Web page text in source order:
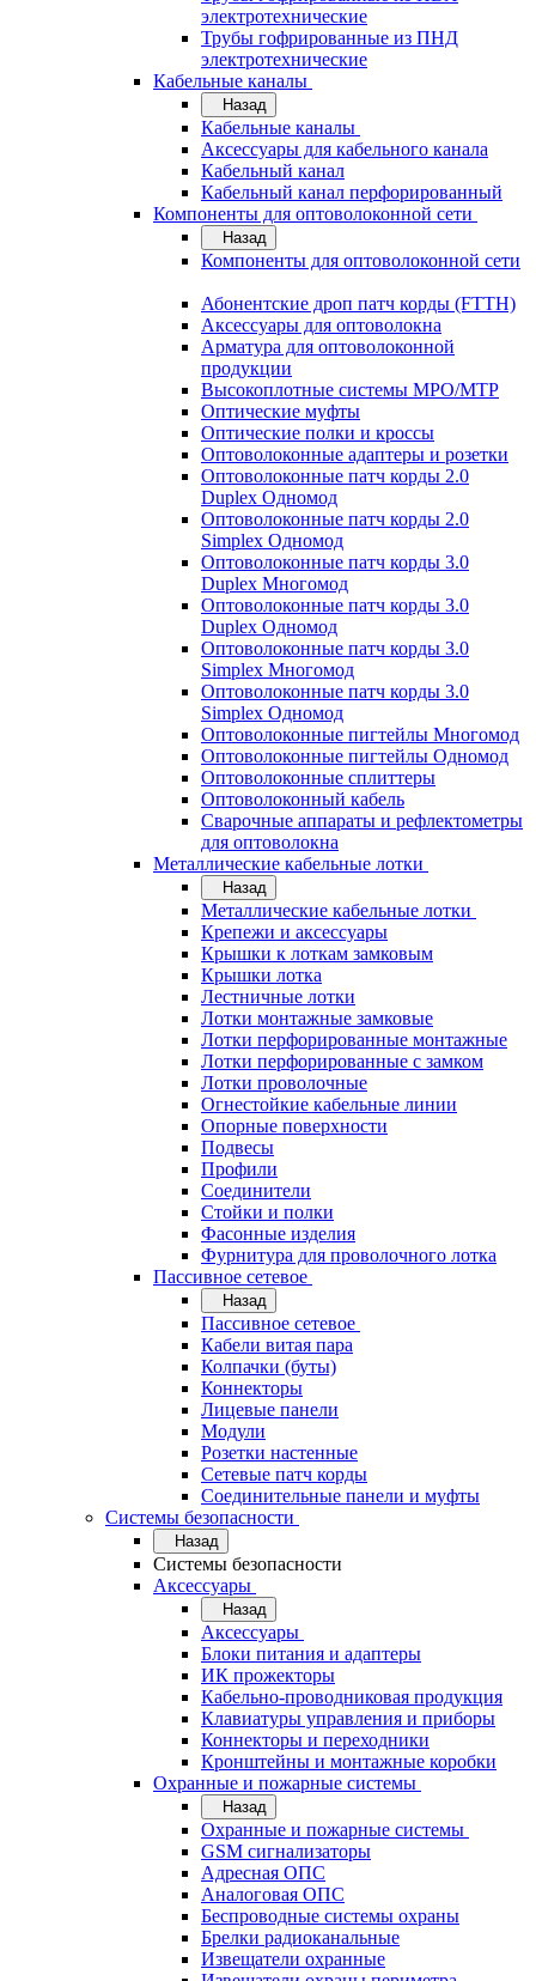
электротехнические
Трубы гофрированные из ПНД
электротехнические
Кабельные каналы
Назад
Кабельные каналы
Аксессуары для кабельного канала
Кабельный канал
Кабельный канал перфорированный
Компоненты для оптоволоконной сети
Назад
Компоненты для оптоволоконной сети
Абонентские дроп патч корды (FTTH)
Аксессуары для оптоволокна
Арматура для оптоволоконной
продукции
Высокоплотные системы MPO/MTP
Оптические муфты
Оптические полки и кроссы
Оптоволоконные адаптеры и розетки
Оптоволоконные патч корды 2.0
Duplex Одномод
Оптоволоконные патч корды 2.0
Simplex Одномод
Оптоволоконные патч корды 3.0
Duplex Многомод
Оптоволоконные патч корды 3.0
Duplex Одномод
Оптоволоконные патч корды 3.0
Simplex Многомод
Оптоволоконные патч корды 3.0
Simplex Одномод
Оптоволоконные пигтейлы Многомод
Оптоволоконные пигтейлы Одномод
Оптоволоконные сплиттеры
Оптоволоконный кабель
Сварочные аппараты и рефлектометры
для оптоволокна
Металлические кабельные лотки
Назад
Металлические кабельные лотки
Крепежи и аксессуары
Крышки к лоткам замковым
Крышки лотка
Лестничные лотки
Лотки монтажные замковые
Лотки перфорированные монтажные
Лотки перфорированные с замком
Лотки проволочные
Огнестойкие кабельные линии
Опорные поверхности
Подвесы
Профили
Соединители
Стойки и полки
Фасонные изделия
Фурнитура для проволочного лотка
Пассивное сетевое
Назад
Пассивное сетевое
Кабели витая пара
Колпачки (буты)
Коннекторы
Лицевые панели
Модули
Розетки настенные
Сетевые патч корды
Соединительные панели и муфты
Системы безопасности
Назад
Системы безопасности
Аксессуары
Назад
Аксессуары
Блоки питания и адаптеры
ИК прожекторы
Кабельно-проводниковая продукция
Клавиатуры управления и приборы
Коннекторы и переходники
Кронштейны и монтажные коробки
Охранные и пожарные системы
Назад
Охранные и пожарные системы
GSM сигнализаторы
Адресная ОПС
Аналоговая ОПС
Беспроводные системы охраны
Брелки радиоканальные
Извещатели охранные